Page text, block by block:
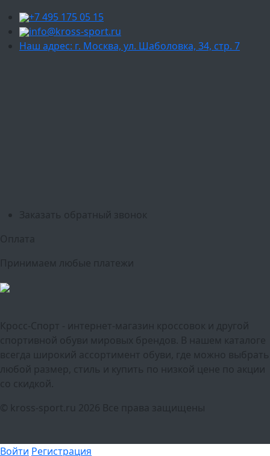
+7 495 175 05 15
info@kross-sport.ru
Наш адрес: г. Москва, ул. Шаболовка, 34, стр. 7
Заказать обратный звонок
Оплата
Принимаем любые платежи
Кросс-Спорт - интернет-магазин кроссовок и другой
спортивной обуви мировых брендов. В нашем каталоге
всегда широкий ассортимент обуви, где можно выбрать
любой размер, стиль и купить по низкой цене по акции
со скидкой.
© kross-sport.ru
2026 Все права защищены
Войти Регистрация